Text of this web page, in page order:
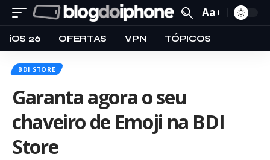
Aa
iOS 26 OFERTAS VPN TÓPICOS
BDI STORE
Garanta agora o seu
chaveiro de Emoji na BDI
Store